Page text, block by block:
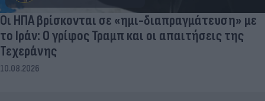
Οι ΗΠΑ βρίσκονται σε «ημι-διαπραγμάτευση» με
το Ιράν: Ο γρίφος Τραμπ και οι απαιτήσεις της
Τεχεράνης
10.08.2026